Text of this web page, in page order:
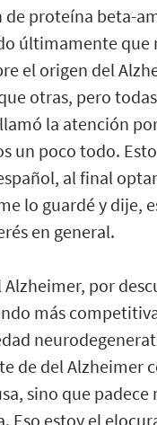
de proteína beta-
últimamente que
el origen del
otras, pero
la atención
un poco todo.
al final
lo guardé y dije,
en general.
por
más
de del Alzheimer
sino que padece
Eso estoy el